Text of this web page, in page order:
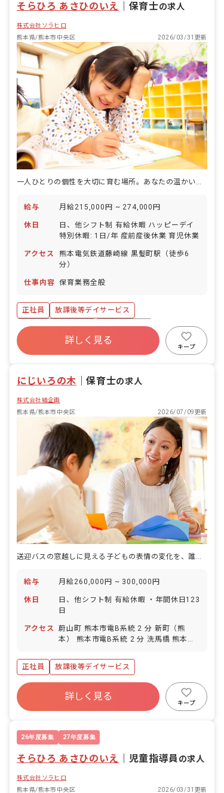
そらひろ あさひのいえ 保育士の求人
株式会社ソラヒロ
熊本県/熊本市中央区
2026/03/31更新
一人ひとりの個性を大切に育む場所。あなたの温かい心で、子どもたちの未来を輝かせませんか？
給与 月給215,000円 ~ 274,000円
休日
日、他シフト制 有給休暇 ハッピーデイ
特別休暇: 1日/年 産前産後休業 育児休業
アクセス
熊本電気鉄道藤崎線 黒髪町駅（徒歩6
分）
仕事内容 保育業務全般
正社員
放課後等デイサービス
ボーナス・賞与あり
社会保険完備
未経験歓迎
詳しく見る
キープ
にじいろの木 ｜保育士の求人
株式会社結企画
熊本県/熊本市中央区
2026/07/09更新
給与 月給260,000円 ~ 300,000円
休日
日、他シフト制 有給休暇 ・年間休日123
日
アクセス
蔚山町 熊本市電B系統 2 分 新町（熊
本） 熊本市電B系統 2 分 洗馬橋 熊本市
西辛島町 熊本市電B系統 7 分
正社員 放課後等デイサービス
詳しく見る
キープ
26年度募集 27年度募集
そらひろ あさひのいえ 児童指導員 の求人
株式会社ソラヒロ
熊本県/熊本市中央区
2026/03/31更新